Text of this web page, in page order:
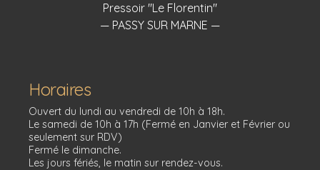
Pressoir "Le Florentin"
— PASSY SUR MARNE —
Horaires
Ouvert du lundi au vendredi de 10h à 18h.
Le samedi de 10h à 17h (Fermé en Janvier et Février ou
seulement sur RDV)
Fermé le dimanche.
Les jours fériés, le matin sur rendez-vous.